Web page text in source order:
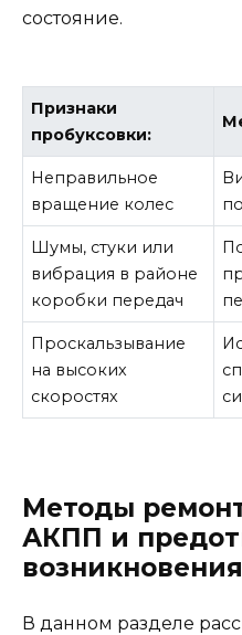
состояние.
Признаки
пробуксовки:
Неправильное
вращение колес
Шумы, стуки или
вибрация в районе
коробки передач
Проскальзывание
на высоких
скоростях
Методы
АКПП и
В данном разделе